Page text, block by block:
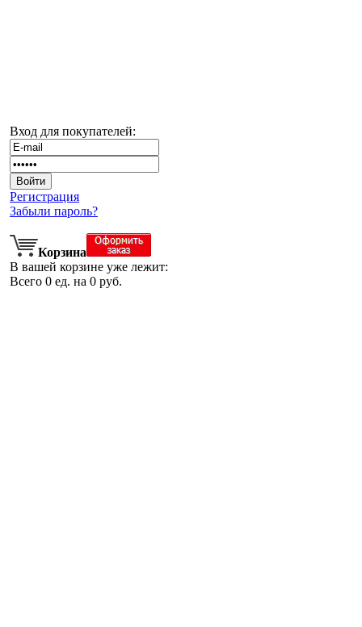
Вход для покупателей:
Регистрация
Забыли пароль?
Корзина
В вашей корзине уже лежит:
Всего 0 ед. на 0 руб.